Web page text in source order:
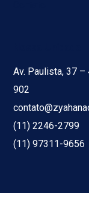
Av. Paulista, 37 –
902
(11) 2246-2799
(11) 97311-9656